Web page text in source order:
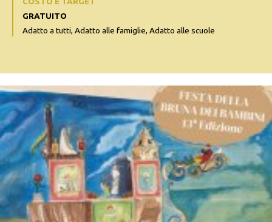
GRATUITO
Adatto a tutti, Adatto alle famiglie, Adatto alle scuole